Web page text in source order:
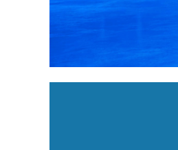
2XL - Grigio melange